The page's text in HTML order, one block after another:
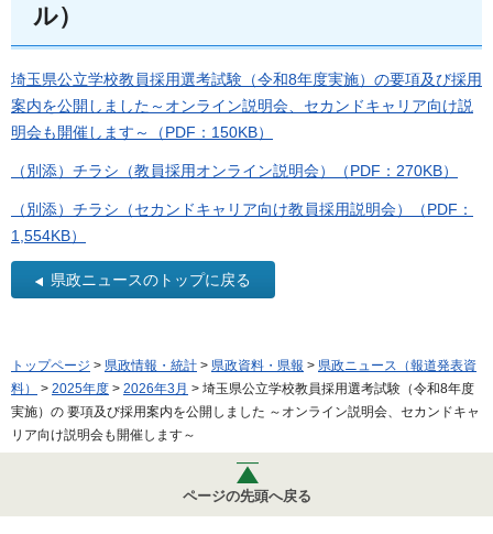
ル）
埼玉県公立学校教員採用選考試験（令和8年度実施）の要項及び採用
案内を公開しました～オンライン説明会、セカンドキャリア向け説
明会も開催します～（PDF：150KB）
（別添）チラシ（教員採用オンライン説明会）（PDF：270KB）
（別添）チラシ（セカンドキャリア向け教員採用説明会）（PDF：
1,554KB）
県政ニュースのトップに戻る
トップページ > 県政情報・統計 > 県政資料・県報 > 県政ニュース（報道発表資
料）
> 2025年度 > 2026年3月 > 埼玉県公立学校教員採用選考試験（令和8年度
実施）の 要項及び採用案内を公開しました ～オンライン説明会、セカンドキャ
リア向け説明会も開催します～
ページの先頭へ戻る